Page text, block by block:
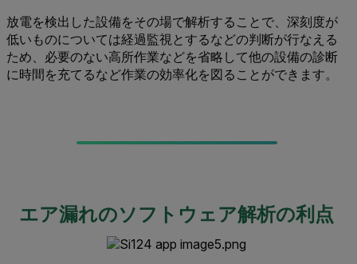
放電を検出した設備をその場で解析することで、深刻度が
低いものについては経過監視とするなどの判断が行なえる
ため、必要のない高所作業などを省略して他の設備の診断
に時間を充てるなど作業の効率化を図ることができます。
エア漏れのソフトウェア解析の利点